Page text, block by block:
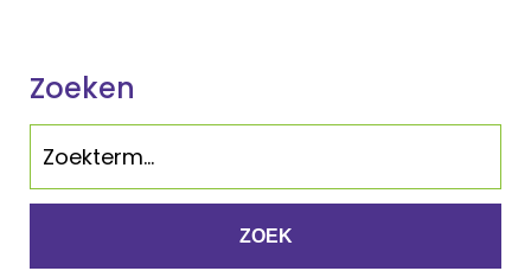
Zoeken
ZOEK